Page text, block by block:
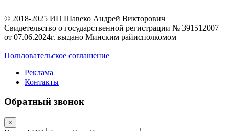
© 2018-2025 ИП Шавеко Андрей Викторович
Свидетельство о государственной регистрации № 391512007
от 07.06.2024г. выдано Минским райисполкомом
Пользовательское соглашение
Реклама
Контакты
Обратный звонок
×